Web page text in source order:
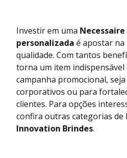
Investir em uma
personalizada é apostar na
qualidade. Com tantos
torna um item indispensável
campanha promocional,
corporativos ou para
clientes. Para opções
confira outras categorias de
Innovation Brindes.